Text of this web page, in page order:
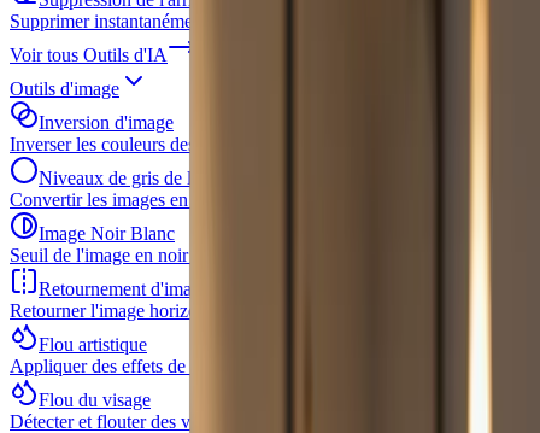
Supprimer instantanément les arrière-plans des images
Voir tous Outils d'IA
Outils d'image
Inversion d'image
Inverser les couleurs des images dans le navigateur
Niveaux de gris de l'image
Convertir les images en niveaux de gris
Image Noir Blanc
Seuil de l'image en noir et blanc pur
Retournement d'image
Retourner l'image horizontalement et verticalement
Flou artistique
Appliquer des effets de flou aux images sélectionnées
Flou du visage
Détecter et flouter des visages sélectionnés dans une seule image